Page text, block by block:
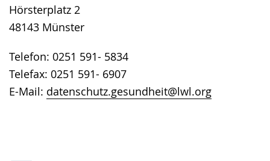
Hörsterplatz 2
48143 Münster
Telefon: 0251 591- 5834
Telefax: 0251 591- 6907
E-Mail: datenschutz.gesundheit@lwl.org